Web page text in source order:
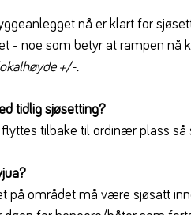
nå er klart for
- noe som betyr at rampen nå
+/-.
tidlig sjøsetting?
tilbake til ordinær plass så
på området må være sjøsatt